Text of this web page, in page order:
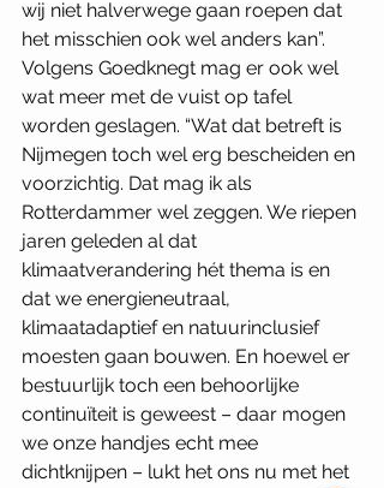
wij niet halverwege gaan roepen dat
het misschien ook wel anders kan”.
Volgens Goedknegt mag er ook wel
wat meer met de vuist op tafel
worden geslagen. “Wat dat betreft is
Nijmegen toch wel erg bescheiden en
voorzichtig. Dat mag ik als
Rotterdammer wel zeggen. We riepen
jaren geleden al dat
klimaatverandering hét thema is en
dat we energieneutraal,
klimaatadaptief en natuurinclusief
moesten gaan bouwen. En hoewel er
bestuurlijk toch een behoorlijke
continuïteit is geweest – daar mogen
we onze handjes echt mee
dichtknijpen – lukt het ons nu met het